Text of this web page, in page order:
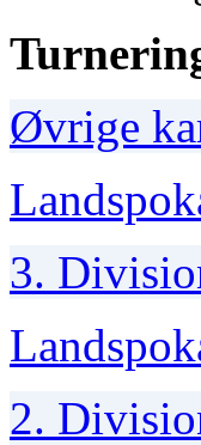
Øvrige
3.
2.